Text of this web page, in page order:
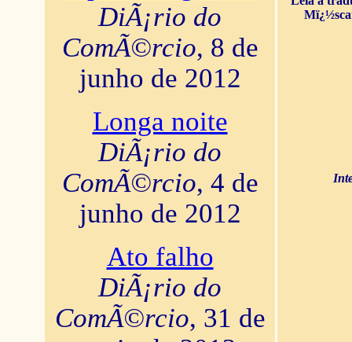
DiÃ¡rio do
ComÃ©rcio, 8 de
junho de 2012
Longa noite
DiÃ¡rio do
ComÃ©rcio, 4 de
junho de 2012
Ato falho
DiÃ¡rio do
ComÃ©rcio, 31 de